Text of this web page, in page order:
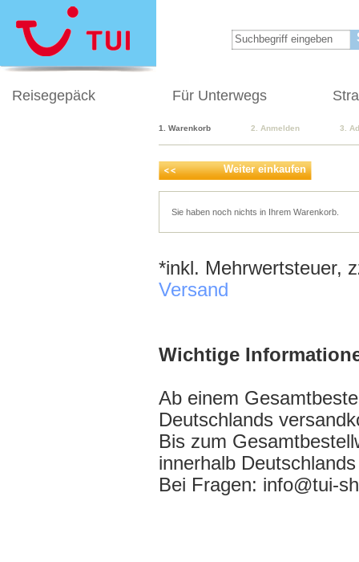
Reisegepäck Für Unterwegs
1. Warenkorb 2. Anmelden 3.
Weiter einkaufen
Sie haben noch nichts in Ihrem Warenkorb.
*inkl. Mehrwertsteuer,
Versand
Wichtige
Ab einem
Deutschlands
Bis zum
innerhalb
Bei Fragen: info@tui-